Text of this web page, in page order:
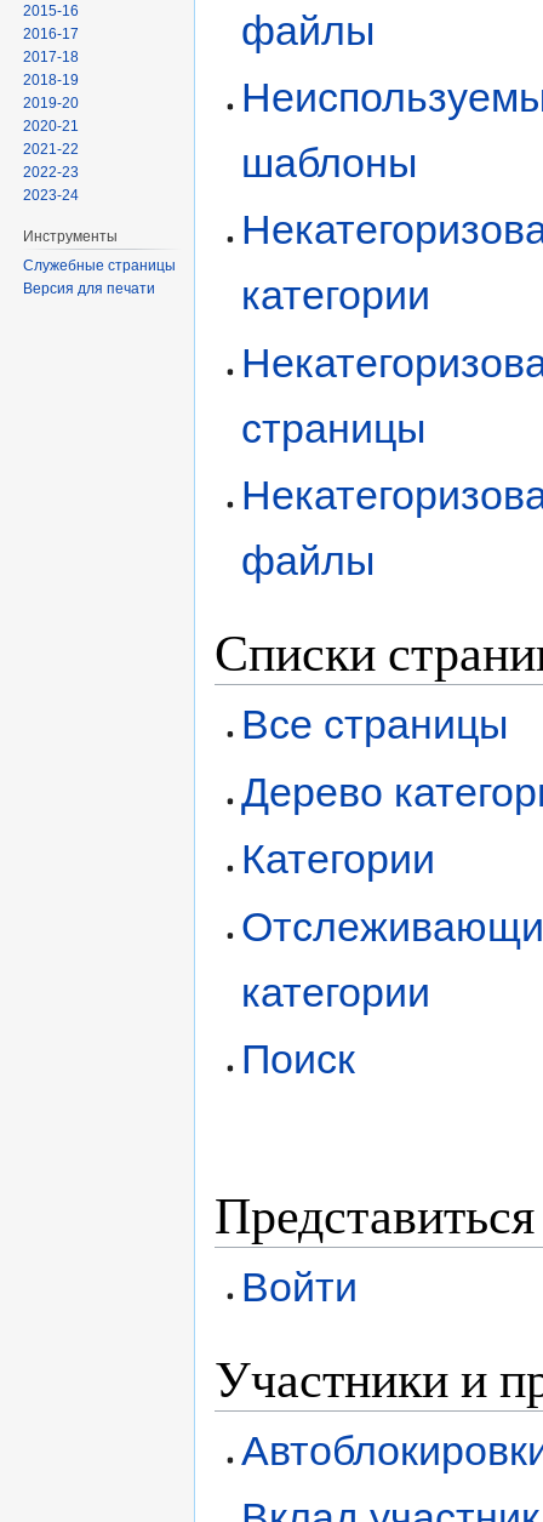
файлы
шаблоны
категории
страницы
файлы
Списки
Все страницы
Дерево
Категории
категории
Поиск
Войти
Участники и
2015-16
2016-17
2017-18
2018-19
2019-20
2020-21
2021-22
2022-23
2023-24
Инструменты
Служебные страницы
Версия для печати